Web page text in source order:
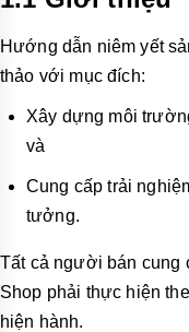
Hướng dẫn niêm yết
thảo với mục đích:
Xây dựng môi
và
Cung cấp trải
tưởng.
Tất cả người bán cung
Shop phải thực hiện
hiện hành.